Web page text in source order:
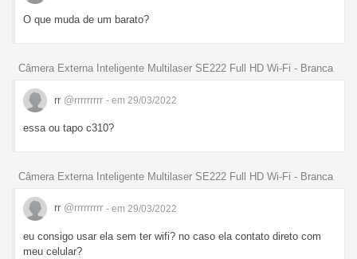
O que muda de um barato?
Câmera Externa Inteligente Multilaser SE222 Full HD Wi-Fi - Branca
rr @rrrrrrrrr - em 29/03/2022
essa ou tapo c310?
Câmera Externa Inteligente Multilaser SE222 Full HD Wi-Fi - Branca
rr @rrrrrrrrr - em 29/03/2022
eu consigo usar ela sem ter wifi? no caso ela contato direto com
meu celular?